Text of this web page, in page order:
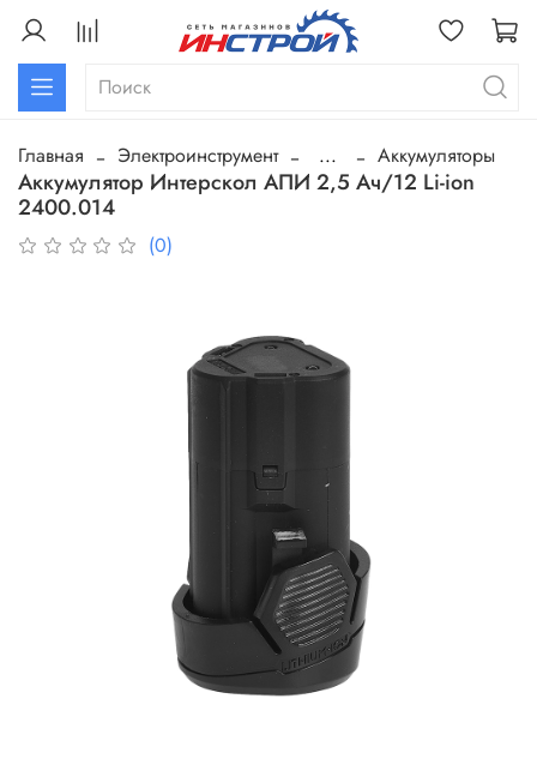
Главная Электроинструмент ... Аккумуляторы
Аккумулятор Интерскол АПИ 2,5 Ач/12 Li-ion
2400.014
(0)